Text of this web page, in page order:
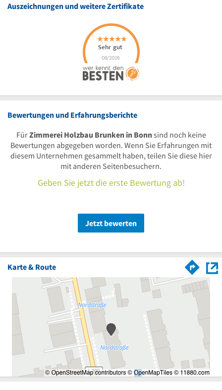
Auszeichnungen und weitere Zertifikate
Bewertungen und Erfahrungsberichte
FürZimmerei Holzbau Brunken in Bonnsind noch keine
Bewertungen abgegeben worden. Wenn Sie Erfahrungen mit
diesem Unternehmen gesammelt haben, teilen Sie diese hier
mit anderen Seitenbesuchern.
Geben Sie jetzt die erste Bewertung ab!
Jetzt bewerten
Karte & Route